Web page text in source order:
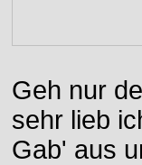
Geh nur
sehr lieb
Gab' aus